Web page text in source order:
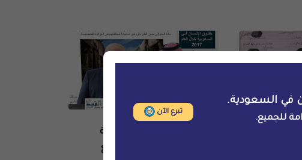
الحملات والمناصرة
أثناء جولة بن سلمان التوددية
المثيرة، تصاعد مستمر للقمع
في السعودية.
للجميع.
تبرع الآن